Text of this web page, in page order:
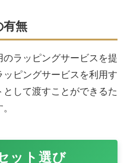
有無
ラッピングサービスを提
ピングサービスを利用す
して渡すことができるた
ット選び